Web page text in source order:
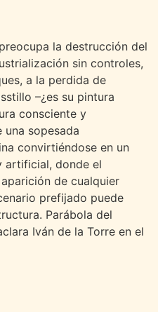
la destrucción del
sin controles,
a la perdida de
–¿es su pintura
consciente y
una sopesada
convirtiéndose en un
artificial, donde el
de cualquier
prefijado puede
Parábola del
Iván de la Torre en el